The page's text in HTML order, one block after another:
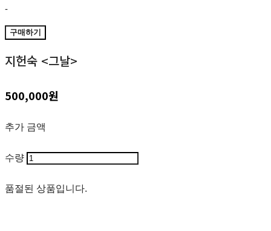
-
구매하기
지헌숙 <그날>
500,000원
추가 금액
수량
품절된 상품입니다.